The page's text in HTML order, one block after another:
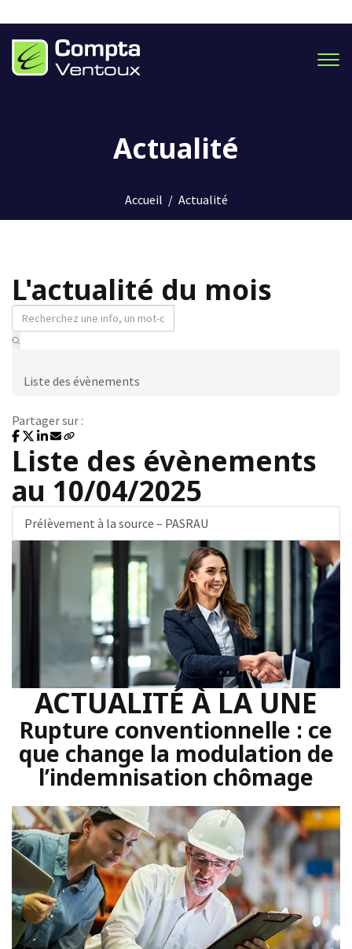
Actualité
Accueil / Actualité
L'actualité du mois
Liste des évènements
Partager sur :
Liste des évènements
au 10/04/2025
Prélèvement à la source – PASRAU
ACTUALITÉ À LA UNE
Rupture conventionnelle : ce
que change la modulation de
l’indemnisation chômage